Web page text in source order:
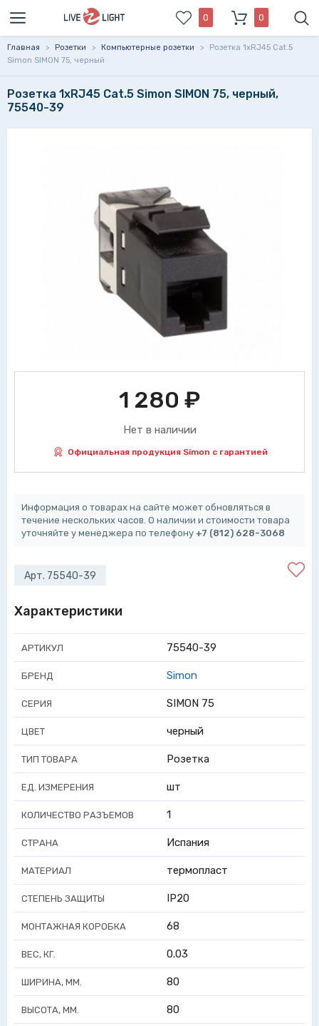
0 0
Главная > Розетки > Компьютерные розетки >
Розетка 1xRJ45 Cat.5
Simon SIMON 75, черный
Розетка 1xRJ45 Cat.5 Simon SIMON 75, черный,
75540-39
1 280 ₽
Нет в наличии
Официальная продукция Simon с гарантией
Информация о товарах на сайте может обновляться в
течение нескольких часов. О наличии и стоимости товара
уточняйте у менеджера по телефону +7 (812) 628-3068
Арт. 75540-39
Характеристики
АРТИКУЛ 75540-39
БРЕНД Simon
СЕРИЯ SIMON 75
ЦВЕТ черный
ТИП ТОВАРА Розетка
ЕД. ИЗМЕРЕНИЯ шт
КОЛИЧЕСТВО РАЗЪЕМОВ 1
СТРАНА Испания
МАТЕРИАЛ термопласт
СТЕПЕНЬ ЗАЩИТЫ IP20
МОНТАЖНАЯ КОРОБКА 68
ВЕС, КГ. 0.03
ШИРИНА, ММ. 80
ВЫСОТА, ММ. 80